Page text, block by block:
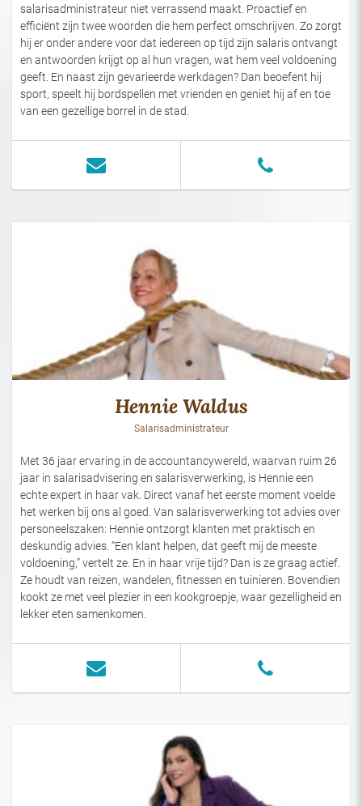
salarisadministrateur niet verrassend maakt. Proactief en
efficiënt zijn twee woorden die hem perfect omschrijven. Zo zorgt
hij er onder andere voor dat iedereen op tijd zijn salaris ontvangt
en antwoorden krijgt op al hun vragen, wat hem veel voldoening
geeft. En naast zijn gevarieerde werkdagen? Dan beoefent hij
sport, speelt hij bordspellen met vrienden en geniet hij af en toe
van een gezellige borrel in de stad.
Hennie Waldus
Salarisadministrateur
Met 36 jaar ervaring in de accountancywereld, waarvan ruim 26
jaar in salarisadvisering en salarisverwerking, is Hennie een
echte expert in haar vak. Direct vanaf het eerste moment voelde
het werken bij ons al goed. Van salarisverwerking tot advies over
personeelszaken: Hennie ontzorgt klanten met praktisch en
deskundig advies. “Een klant helpen, dat geeft mij de meeste
voldoening,” vertelt ze. En in haar vrije tijd? Dan is ze graag actief.
Ze houdt van reizen, wandelen, fitnessen en tuinieren. Bovendien
kookt ze met veel plezier in een kookgroepje, waar gezelligheid en
lekker eten samenkomen.